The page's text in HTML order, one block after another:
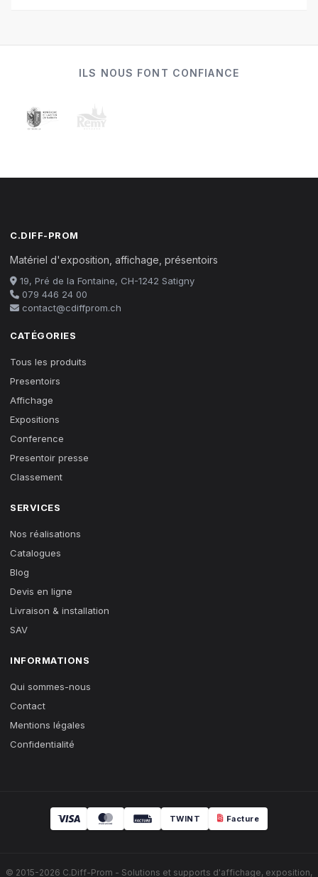
ILS NOUS FONT CONFIANCE
C.DIFF-PROM
Matériel d'exposition, affichage, présentoirs
19, Pré de la Fontaine, CH-1242 Satigny
079 446 24 00
contact@cdiffprom.ch
CATÉGORIES
Tous les produits
Presentoirs
Affichage
Expositions
Conference
Presentoir presse
Classement
SERVICES
Nos réalisations
Catalogues
Blog
Devis en ligne
Livraison & installation
SAV
INFORMATIONS
Qui sommes-nous
Contact
Mentions légales
Confidentialité
TWINT Facture
© 2015-2026 C.Diff-Prom - Solutions et supports d'affichage, exposition,